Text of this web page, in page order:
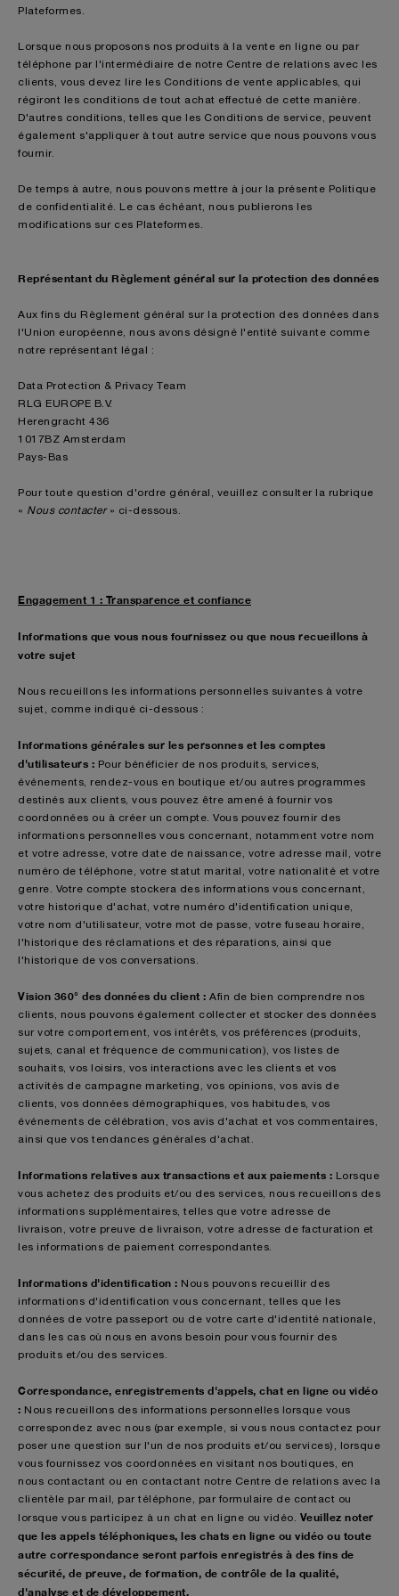
Plateformes.
Lorsque nous proposons nos produits à la vente en ligne ou par
téléphone par l'intermédiaire de notre Centre de relations avec les
clients, vous devez lire les Conditions de vente applicables, qui
régiront les conditions de tout achat effectué de cette manière.
D'autres conditions, telles que les Conditions de service, peuvent
également s'appliquer à tout autre service que nous pouvons vous
fournir.
De temps à autre, nous pouvons mettre à jour la présente Politique
de confidentialité. Le cas échéant, nous publierons les
modifications sur ces Plateformes.
Représentant du Règlement général sur la protection des données
Aux fins du Règlement général sur la protection des données dans
l'Union européenne, nous avons désigné l'entité suivante comme
notre représentant légal :
Data Protection & Privacy Team
RLG EUROPE B.V.
Herengracht 436
1017BZ Amsterdam
Pays-Bas
Pour toute question d'ordre général, veuillez consulter la rubrique
« Nous contacter» ci-dessous.
Engagement 1 : Transparence et confiance
Informations que vous nous fournissez ou que nous recueillons à
votre sujet
Nous recueillons les informations personnelles suivantes à votre
sujet, comme indiqué ci-dessous :
Informations générales sur les personnes et les comptes
d'utilisateurs : Pour bénéficier de nos produits, services,
événements, rendez-vous en boutique et/ou autres programmes
destinés aux clients, vous pouvez être amené à fournir vos
coordonnées ou à créer un compte. Vous pouvez fournir des
informations personnelles vous concernant, notamment votre nom
et votre adresse, votre date de naissance, votre adresse mail, votre
numéro de téléphone, votre statut marital, votre nationalité et votre
genre. Votre compte stockera des informations vous concernant,
votre historique d'achat, votre numéro d'identification unique,
votre nom d'utilisateur, votre mot de passe, votre fuseau horaire,
l'historique des réclamations et des réparations, ainsi que
l'historique de vos conversations.
Vision 360° des données du client : Afin de bien comprendre nos
clients, nous pouvons également collecter et stocker des données
sur votre comportement, vos intérêts, vos préférences (produits,
sujets, canal et fréquence de communication), vos listes de
souhaits, vos loisirs, vos interactions avec les clients et vos
activités de campagne marketing, vos opinions, vos avis de
clients, vos données démographiques, vos habitudes, vos
événements de célébration, vos avis d'achat et vos commentaires,
ainsi que vos tendances générales d'achat.
Informations relatives aux transactions et aux paiements :
Lorsque
vous achetez des produits et/ou des services, nous recueillons des
informations supplémentaires, telles que votre adresse de
livraison, votre preuve de livraison, votre adresse de facturation et
les informations de paiement correspondantes.
Informations d'identification : Nous pouvons recueillir des
informations d'identification vous concernant, telles que les
données de votre passeport ou de votre carte d'identité nationale,
dans les cas où nous en avons besoin pour vous fournir des
produits et/ou des services.
Correspondance, enregistrements d'appels, chat en ligne ou vidéo
: Nous recueillons des informations personnelles lorsque vous
correspondez avec nous (par exemple, si vous nous contactez pour
poser une question sur l'un de nos produits et/ou services), lorsque
vous fournissez vos coordonnées en visitant nos boutiques, en
nous contactant ou en contactant notre Centre de relations avec la
clientèle par mail, par téléphone, par formulaire de contact ou
lorsque vous participez à un chat en ligne ou vidéo. Veuillez noter
que les appels téléphoniques, les chats en ligne ou vidéo ou toute
autre correspondance seront parfois enregistrés à des fins de
sécurité, de preuve, de formation, de contrôle de la qualité,
d'analyse et de développement.